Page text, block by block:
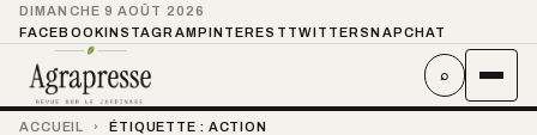
DIMANCHE 9 AOÛT 2026
FACEBOOKINSTAGRAMPINTEREST TWITTER SNAPCHAT
⌕
ACCUEIL › ÉTIQUETTE : ACTION